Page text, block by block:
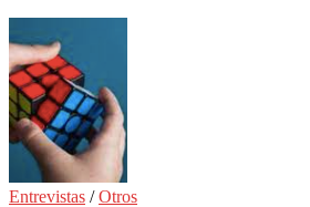
Entrevistas /Otros